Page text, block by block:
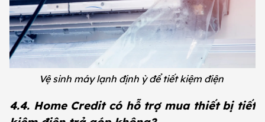
Vệ sinh máy lạnh định ỳ để tiết kiệm điện
4.4. Home Credit có hỗ trợ mua thiết bị tiết